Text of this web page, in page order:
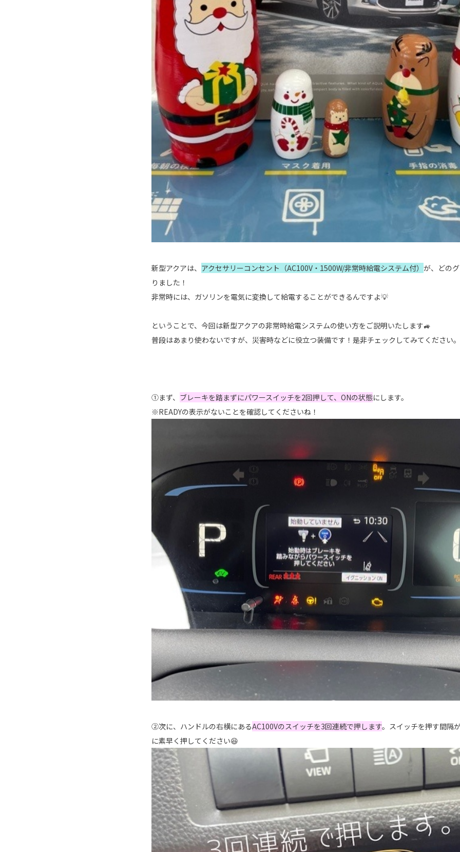
新型アクアは、 アクセサリーコンセント（AC100V・1500W/非常時給電システム付） が、どの
りました！
非常時には、ガソリンを電気に変換して給電することができるんですよ💡
ということで、今回は新型アクアの非常時給電システムの使い方をご説明いたします🚙
普段はあまり使わないですが、災害時などに役立つ装備です！是非チェックしてみてください。
①まず、 ブレーキを踏まずにパワースイッチを2回押して、ONの状態にします。
※READYの表示がないことを確認してくださいね！
②次に、ハンドルの右横にあるAC100Vのスイッチを3回連続で押します。スイッチを押す間隔
に素早く押してください😆